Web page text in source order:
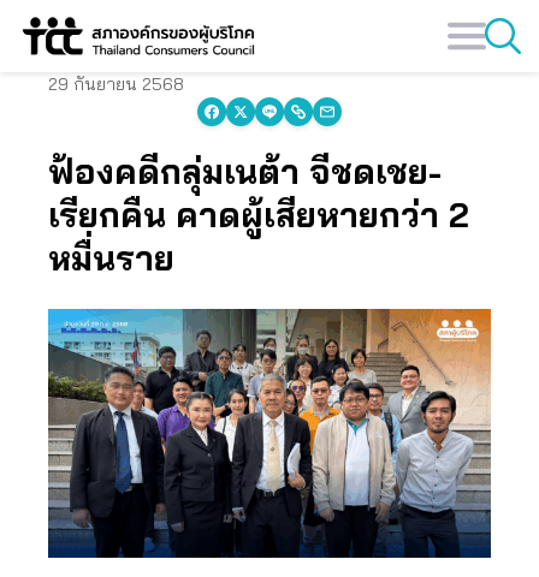
Skip
29 กันยายน 2568
ฟ้องคดีกลุ่มเนต้า จี้ชดเชย-
เรียกคืน คาดผู้เสียหายกว่า 2
หมื่นราย